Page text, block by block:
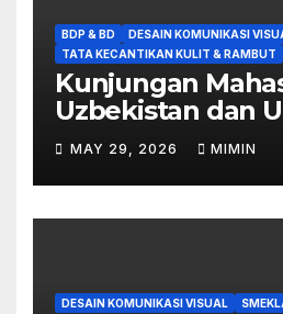
BDP & BD DESAIN KOMUNIKASI
TATA KECANTIKAN KULIT & RAMBUT
Kunjungan
Uzbekistan dan
SMK Labschool
MAY 29, 2026 MIMIN
DESAIN KOMUNIKASI VISUAL